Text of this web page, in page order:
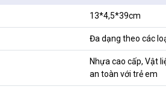
13*4,5*39cm
Đa dạng theo các
Nhựa cao cấp, Vật
an toàn với trẻ em